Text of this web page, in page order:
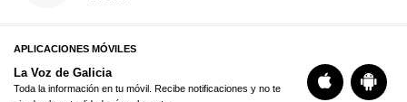
APLICACIONES MÓVILES
La Voz de Galicia
Toda la información en tu móvil. Recibe notificaciones y no te